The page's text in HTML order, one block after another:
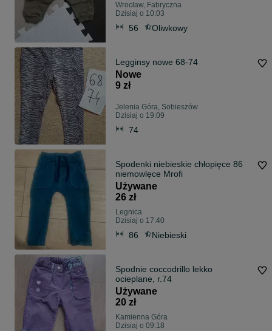
Wrocław, Fabryczna
Dzisiaj o 10:03
56 Oliwkowy
Legginsy nowe 68-74
Nowe
9 zł
Jelenia Góra, Sobieszów
Dzisiaj o 19:09
74
Spodenki niebieskie chłopięce 86
niemowlęce Mrofi
Używane
26 zł
Legnica
Dzisiaj o 17:40
86 Niebieski
Spodnie coccodrillo lekko
ocieplane, r.74
Używane
20 zł
Kamienna Góra
Dzisiaj o 09:18